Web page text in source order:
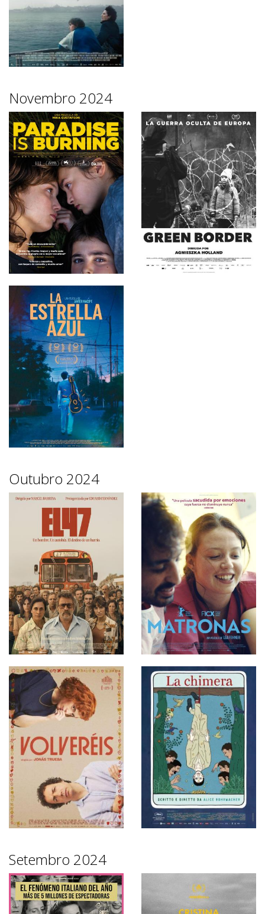
Novembro 2024
Outubro 2024
Setembro 2024